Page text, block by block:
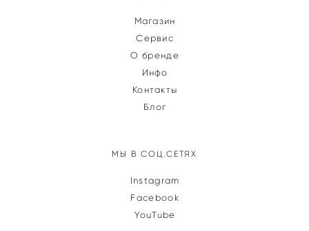
Магазин
Сервис
О бренде
Инфо
Контакты
Блог
МЫ В СОЦ.СЕТЯХ
Instagram
Facebook
YouTube